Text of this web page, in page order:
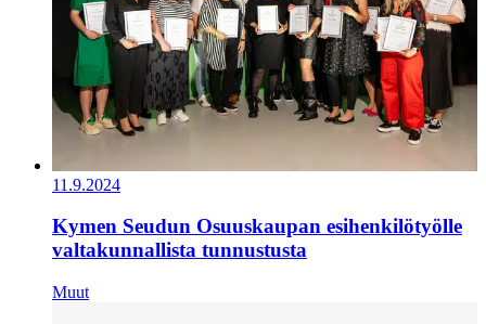
11.9.2024
Kymen Seudun Osuuskaupan esihenkilötyölle
valtakunnallista tunnustusta
Muut